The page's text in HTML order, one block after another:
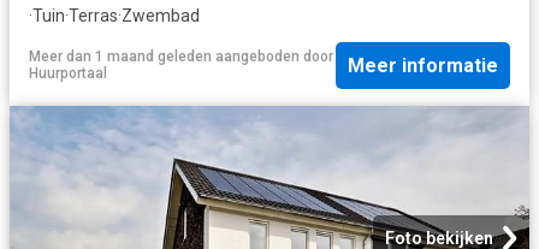
·Tuin·Terras·Zwembad
Meer dan 1 maand geleden aangeboden door
Huurportaal
Meer informatie
Foto bekijken